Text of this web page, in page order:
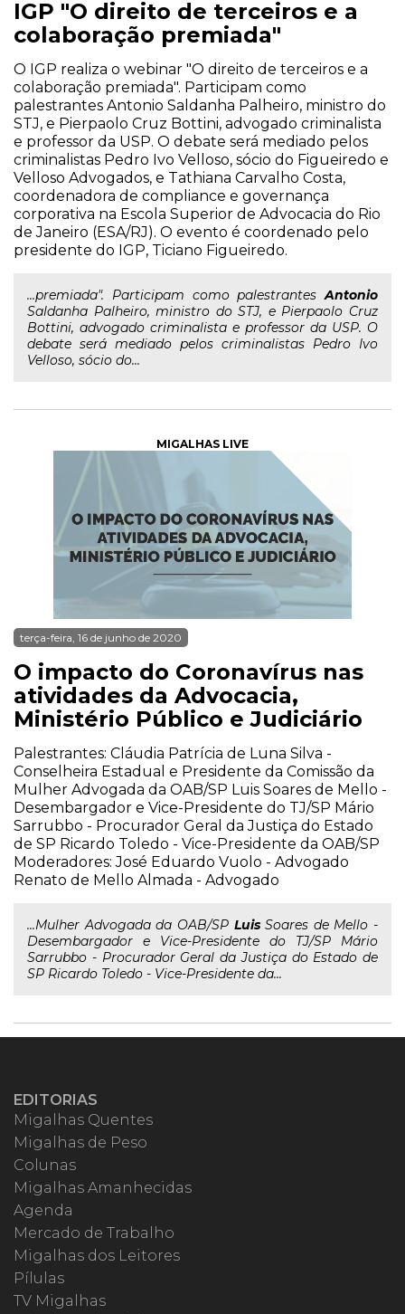
IGP "O direito de terceiros e a
colaboração premiada"
O IGP realiza o webinar "O direito de terceiros e a
colaboração premiada". Participam como
palestrantes Antonio Saldanha Palheiro, ministro do
STJ, e Pierpaolo Cruz Bottini, advogado criminalista
e professor da USP. O debate será mediado pelos
criminalistas Pedro Ivo Velloso, sócio do Figueiredo e
Velloso Advogados, e Tathiana Carvalho Costa,
coordenadora de compliance e governança
corporativa na Escola Superior de Advocacia do Rio
de Janeiro (ESA/RJ). O evento é coordenado pelo
presidente do IGP, Ticiano Figueiredo.
...premiada". Participam como palestrantesAntonio
Saldanha Palheiro, ministro do STJ, e Pierpaolo Cruz
Bottini, advogado criminalista e professor da USP. O
debate será mediado pelos criminalistas Pedro Ivo
Velloso, sócio do...
MIGALHAS LIVE
terça-feira, 16 de junho de 2020
O impacto do Coronavírus nas
atividades da Advocacia,
Ministério Público e Judiciário
Palestrantes: Cláudia Patrícia de Luna Silva -
Conselheira Estadual e Presidente da Comissão da
Mulher Advogada da OAB/SP Luis Soares de Mello -
Desembargador e Vice-Presidente do TJ/SP Mário
Sarrubbo - Procurador Geral da Justiça do Estado
de SP Ricardo Toledo - Vice-Presidente da OAB/SP
Moderadores: José Eduardo Vuolo - Advogado
Renato de Mello Almada - Advogado
...Mulher Advogada da OAB/SP LuisSoares de Mello -
Desembargador e Vice-Presidente do TJ/SP Mário
Sarrubbo - Procurador Geral da Justiça do Estado de
SP Ricardo Toledo - Vice-Presidente da...
EDITORIAS
Migalhas Quentes
Migalhas de Peso
Colunas
Migalhas Amanhecidas
Agenda
Mercado de Trabalho
Migalhas dos Leitores
Pílulas
TV Migalhas